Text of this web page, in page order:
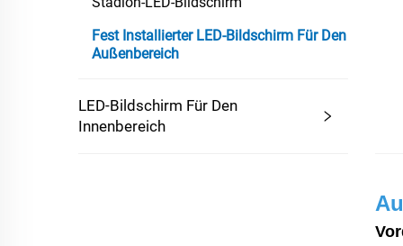
Fest Installierter LED-Bildschirm Für Den
Außenbereich
LED-Bildschirm Für Den
Innenbereich